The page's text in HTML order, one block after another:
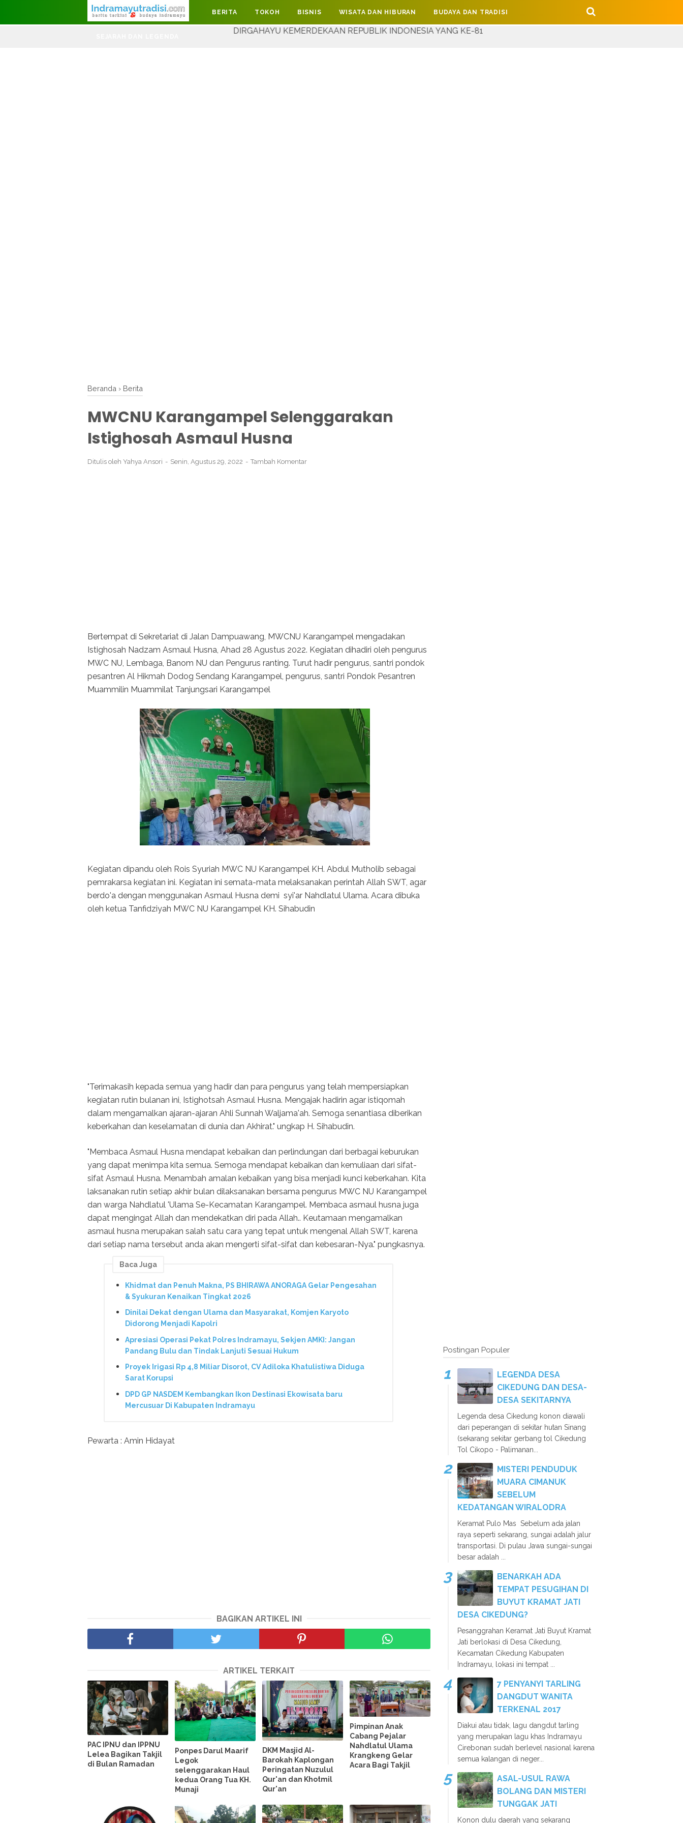
Judul Website
DIRGAHAYU KEMERDEKAAN REPUBLIK INDONESIA YANG KE-81
BERITA TOKOH BISNIS WISATA DAN HIBURAN BUDAYA DAN TRADISI
Beranda › Berita
MWCNU Karangampel Selenggarakan
Istighosah Asmaul Husna
Ditulis oleh Yahya Ansori Senin, Agustus 29, 2022 Tambah Komentar
Bertempat di Sekretariat di Jalan Dampuawang, MWCNU Karangampel mengadakan
Istighosah Nadzam Asmaul Husna, Ahad 28 Agustus 2022. Kegiatan dihadiri oleh pengurus
MWC NU, Lembaga, Banom NU dan Pengurus ranting. Turut hadir pengurus, santri pondok
pesantren Al Hikmah Dodog Sendang Karangampel, pengurus, santri Pondok Pesantren
Muammilin Muammilat Tanjungsari Karangampel
Kegiatan dipandu oleh Rois Syuriah MWC NU Karangampel KH. Abdul Mutholib sebagai
pemrakarsa kegiatan ini. Kegiatan ini semata-mata melaksanakan perintah Allah SWT, agar
berdo'a dengan menggunakan Asmaul Husna demi syi'ar Nahdlatul Ulama. Acara dibuka
oleh ketua Tanfidziyah MWC NU Karangampel KH. Sihabudin
"Terimakasih kepada semua yang hadir dan para pengurus yang telah mempersiapkan
kegiatan rutin bulanan ini, Istighotsah Asmaul Husna. Mengajak hadirin agar istiqomah
dalam mengamalkan ajaran-ajaran Ahli Sunnah Waljama'ah. Semoga senantiasa diberikan
keberkahan dan keselamatan di dunia dan Akhirat." ungkap H. Sihabudin.
"Membaca Asmaul Husna mendapat kebaikan dan perlindungan dari berbagai keburukan
yang dapat menimpa kita semua. Semoga mendapat kebaikan dan kemuliaan dari sifat-
sifat Asmaul Husna. Menambah amalan kebaikan yang bisa menjadi kunci keberkahan. Kita
laksanakan rutin setiap akhir bulan dilaksanakan bersama pengurus MWC NU Karangampel
dan warga Nahdlatul 'Ulama Se-Kecamatan Karangampel. Membaca asmaul husna juga
dapat mengingat Allah dan mendekatkan diri pada Allah.. Keutamaan mengamalkan
asmaul husna merupakan salah satu cara yang tepat untuk mengenal Allah SWT, karena
dari setiap nama tersebut anda akan mengerti sifat-sifat dan kebesaran-Nya." pungkasnya.
Baca Juga
Khidmat dan Penuh Makna, PS BHIRAWA ANORAGA Gelar Pengesahan
& Syukuran Kenaikan Tingkat 2026
Dinilai Dekat dengan Ulama dan Masyarakat, Komjen Karyoto
Didorong Menjadi Kapolri
Apresiasi Operasi Pekat Polres Indramayu, Sekjen AMKI: Jangan
Pandang Bulu dan Tindak Lanjuti Sesuai Hukum
Proyek Irigasi Rp 4,8 Miliar Disorot, CV Adiloka Khatulistiwa Diduga
Sarat Korupsi
DPD GP NASDEM Kembangkan Ikon Destinasi Ekowisata baru
Mercusuar Di Kabupaten Indramayu
Pewarta : Amin Hidayat
BAGIKAN ARTIKEL INI
ARTIKEL TERKAIT
PAC IPNU dan IPPNU
Lelea Bagikan Takjil
di Bulan Ramadan
Ponpes Darul Maarif
Legok
selenggarakan Haul
kedua Orang Tua KH.
Munaji
DKM Masjid Al-
Barokah Kaplongan
Peringatan Nuzulul
Qur'an dan Khotmil
Qur'an
Pimpinan Anak
Cabang Pejalar
Nahdlatul Ulama
Krangkeng Gelar
Acara Bagi Takjil
Postingan Populer
LEGENDA DESA
CIKEDUNG DAN DESA-
DESA SEKITARNYA
Legenda desa Cikedung konon diawali
dari peperangan di sekitar hutan Sinang
(sekarang sekitar gerbang tol Cikedung
Tol Cikopo - Palimanan...
MISTERI PENDUDUK
MUARA CIMANUK
SEBELUM
KEDATANGAN WIRALODRA
Keramat Pulo Mas Sebelum ada jalan
raya seperti sekarang, sungai adalah jalur
transportasi. Di pulau Jawa sungai-sungai
besar adalah ...
BENARKAH ADA
TEMPAT PESUGIHAN DI
BUYUT KRAMAT JATI
DESA CIKEDUNG?
Pesanggrahan Keramat Jati Buyut Kramat
Jati berlokasi di Desa Cikedung,
Kecamatan Cikedung Kabupaten
Indramayu, lokasi ini tempat ...
7 PENYANYI TARLING
DANGDUT WANITA
TERKENAL 2017
Diakui atau tidak, lagu dangdut tarling
yang merupakan lagu khas Indramayu
Cirebonan sudah berlevel nasional karena
semua kalangan di neger...
ASAL-USUL RAWA
BOLANG DAN MISTERI
TUNGGAK JATI
Konon dulu daerah yang sekarang